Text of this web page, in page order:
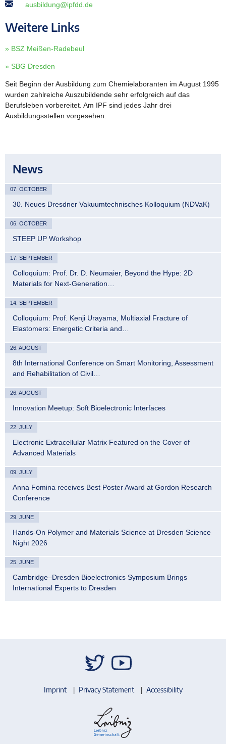
ausbildung@ipfdd.de
Weitere Links
» BSZ Meißen-Radebeul
» SBG Dresden
Seit Beginn der Ausbildung zum Chemielaboranten im August 1995
wurden zahlreiche Auszubildende sehr erfolgreich auf das
Berufsleben vorbereitet. Am IPF sind jedes Jahr drei
Ausbildungsstellen vorgesehen.
News
07. OCTOBER
30. Neues Dresdner Vakuumtechnisches Kolloquium (NDVaK)
06. OCTOBER
STEEP UP Workshop
17. SEPTEMBER
Colloquium: Prof. Dr. D. Neumaier, Beyond the Hype: 2D
Materials for Next-Generation…
14. SEPTEMBER
Colloquium: Prof. Kenji Urayama, Multiaxial Fracture of
Elastomers: Energetic Criteria and…
26. AUGUST
8th International Conference on Smart Monitoring, Assessment
and Rehabilitation of Civil…
26. AUGUST
Innovation Meetup: Soft Bioelectronic Interfaces
22. JULY
Electronic Extracellular Matrix Featured on the Cover of
Advanced Materials
09. JULY
Anna Fomina receives Best Poster Award at Gordon Research
Conference
29. JUNE
Hands-On Polymer and Materials Science at Dresden Science
Night 2026
25. JUNE
Cambridge–Dresden Bioelectronics Symposium Brings
International Experts to Dresden
Imprint Privacy Statement Accessibility